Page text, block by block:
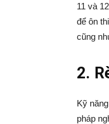
11 và
để ôn
cũng
2.
Kỹ
pháp